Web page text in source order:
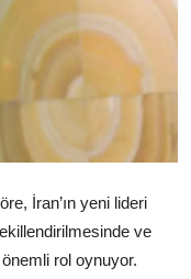
İran’ın yeni lideri
ve
rol oynuyor.